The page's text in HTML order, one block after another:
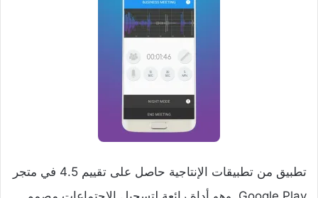
تطبيق من تطبيقات الإنتاجية حاصل على تقييم 4.5 في متجر